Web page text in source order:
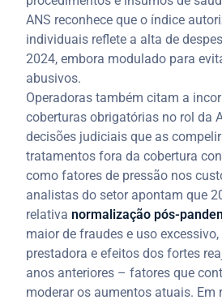
ANS reconhece que o índice
individuais reflete a alta de
2024, embora modulado para
abusivos.
Operadoras também citam a
coberturas obrigatórias no rol da
decisões judiciais que as
tratamentos fora da cobertura
como fatores de pressão nos
analistas do setor apontam que
relativanormalização pós-
maior de fraudes e uso
prestadora e efeitos dos fortes
anos anteriores – fatores que
moderar os aumentos atuais. Em